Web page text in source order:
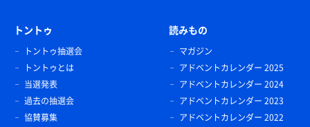
トントゥ
トントゥ抽選会
トントゥとは
当選発表
過去の抽選会
協賛募集
読みもの
マガジン
アドベントカレンダー 2025
アドベントカレンダー 2024
アドベントカレンダー 2023
アドベントカレンダー 2022